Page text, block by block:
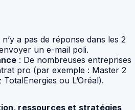
n’y a pas de réponse dans les 2
un e-mail poli.
: De nombreuses entreprises
pro (par exemple : Master 2
ou L’Oréal).
ressources et stratégies